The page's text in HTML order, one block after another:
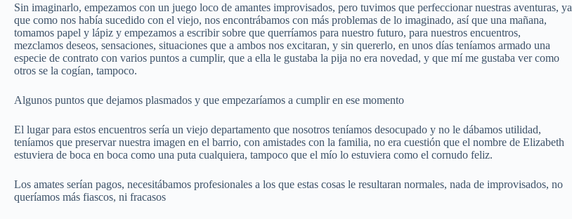
Sin imaginarlo, empezamos con un juego loco de amantes improvisados, pero tuvimos que perfeccionar nuestras aventuras, ya
que como nos había sucedido con el viejo, nos encontrábamos con más problemas de lo imaginado, así que una mañana,
tomamos papel y lápiz y empezamos a escribir sobre que querríamos para nuestro futuro, para nuestros encuentros,
mezclamos deseos, sensaciones, situaciones que a ambos nos excitaran, y sin quererlo, en unos días teníamos armado una
especie de contrato con varios puntos a cumplir, que a ella le gustaba la pija no era novedad, y que mí me gustaba ver como
otros se la cogían, tampoco.
Algunos puntos que dejamos plasmados y que empezaríamos a cumplir en ese momento
El lugar para estos encuentros sería un viejo departamento que nosotros teníamos desocupado y no le dábamos utilidad,
teníamos que preservar nuestra imagen en el barrio, con amistades con la familia, no era cuestión que el nombre de Elizabeth
estuviera de boca en boca como una puta cualquiera, tampoco que el mío lo estuviera como el cornudo feliz.
Los amates serían pagos, necesitábamos profesionales a los que estas cosas le resultaran normales, nada de improvisados, no
queríamos más fiascos, ni fracasos